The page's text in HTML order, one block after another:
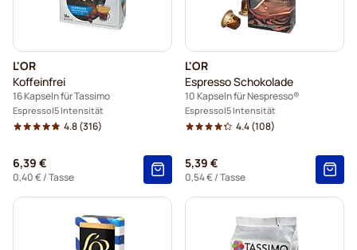
L'OR
Koffeinfrei
16 Kapseln für Tassimo
Espresso 5 Intensität
4.8(316)
6,39 €
0,40 €/ Tasse
L'OR
Espresso Schokolade
10 Kapseln für Nespresso®
Espresso 5 Intensität
4.4(108)
5,39 €
0,54 €/ Tasse